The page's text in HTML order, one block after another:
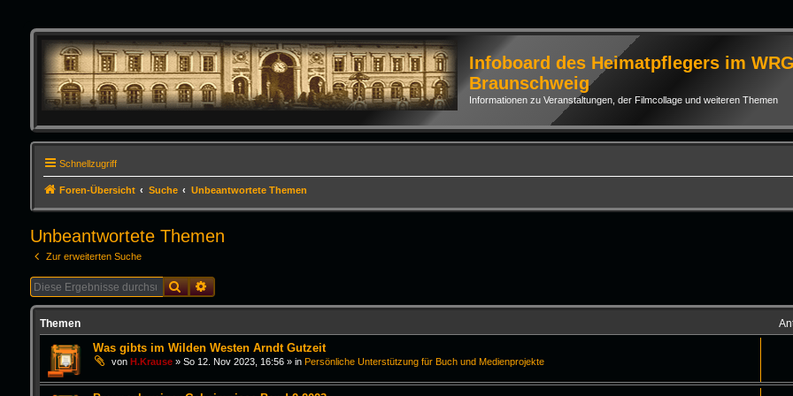
Infoboard des Heimatpflegers im WRG
Braunschweig
Informationen zu Veranstaltungen, der Filmcollage und weiteren Themen
Schnellzugriff
Foren-Übersicht Suche Unbeantwortete Themen
Unbeantwortete Themen
Zur erweiterten Suche
SucheErweiterte Suche
Themen
Was gibts im Wilden Westen Arndt Gutzeit
von H.Krause» So 12. Nov 2023, 16:56» in Persönliche Unterstützung für Buch und Medienprojekte